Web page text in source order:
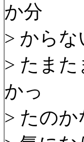
か分
> から
> たま
かっ
> たのか